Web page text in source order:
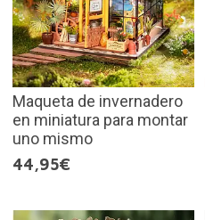
Maqueta de invernadero
en miniatura para montar
uno mismo
44,95€